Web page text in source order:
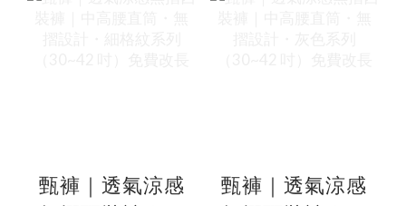
甄褲｜透氣涼感
甄褲｜透氣涼感